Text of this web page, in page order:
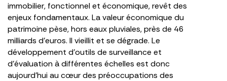
immobilier, fonctionnel et économique, revêt des
enjeux fondamentaux. La valeur économique du
patrimoine pèse, hors eaux pluviales, près de 46
milliards d’euros. Il vieillit et se dégrade. Le
développement d’outils de surveillance et
d’évaluation à différentes échelles est donc
aujourd’hui au cœur des préoccupations des